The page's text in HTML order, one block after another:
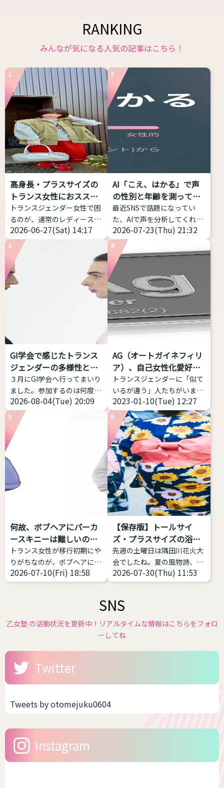
RANKING
みんなが気になる人気の記事はこちら！
1
高身長・プラスサイズの
トランス女性におススメ
す...
トランスジェンダー女性で困
るのが、通常のレディースブ
ランドだと丈が短い、大きな
サイズがなくて困っているこ
とだと思います。 そこで、高
身長・プラスサイズのトラン
スジェンダー女性におススメ
できるファッションブランド
を私のコメントつきで７つほ
女性におススメするファッシ
ョンブランド Nissen - SMILE
LAND（ニッセン スマイルラ
ンド） 日本の通販老舗が展開
する、「大きいサイズ」の専
門ブランドです • ...
2026-06-27(Sat) 14:17
2
AI「こえ、はかる」で声
の性別と年齢を測ってみ
た...
最近SNSで話題になってい
た、AIで声を分析してくれる
サイトを試してみました！ 声
の高さだけじゃなく、「響
き」や「共鳴」なども分析し
てくれるアプリです。 こちら
からどうぞ https://voice-
impression-
checker.vercel.app/ 物語の
朗読音声を録音し、その声の
印象が「男性的」か、「女性
的」か、「どちらともいえな
ケーション。 ピッチだけでは
なく、フォルマント（声の共
鳴: 響き方に影響する）を考
慮する。 ...
2026-07-23(Thu) 21:32
3
GI学会で感じたトランス
ジェンダーの多様性と包
括性
３月にGI学会へ行ってまいり
ました。参加するのは何度目
かなのですが、トランスジェ
ンダー女性当事者から見ても
当事者の幅の広さを感じて、
記事にしようと思い立ちまし
括的な意味をもつ表現 トラン
スジェンダーとは、何らかの
形で性別移行をする者すべて
を包摂する用語であり、その
学会は「性別不合学会」です
から「性別不合」に対象が限
定されるとしても、「性別不
合」の現れ方は多様であり、
それに対する対処（治療）
2026-08-04(Tue) 20:09
4
AG（オートガイネフィリ
ア）、自己女性化愛好症
っ...
トランスジェンダーに「似て
いるが違う」人たちがいま
す。今回はAGと略される
（銀やデニムのメーカーじゃ
ないよ）オートガイネフィリ
アを紹介します。 AG（オー
トガイネフィリア）とは？ オ
ートガイネフィリアとは「自
己女性化愛好症」「自己女性
化偏愛性倒錯症」のことを指
します。英語で
「Autogynephilia」なので
略してAGというわけです。
1989年にカナダの性科学者
レイ・ブランシャールによっ
て定義された比較的新しい言
葉です。 日本では、自分が女
性化することで性的快楽・興
2023-01-10(Tue) 12:27
5
何故、ボブヘアにパーカ
ースキニーは難しいの
か？
トランス女性が移行初期にや
りがちなのが、ボブヘアにパ
ーカー、スキニー(またはタ
イツ)、スニーカーの三種の
しい。中性、ナチュラルな女
性に寄せようとしてミスって
るケースをよく見ます。 解説
したもの、ピッタリしたもの
を選ぶと難しい 女性がメンズ
ライクや中性的な恰好をする
です。だぼだぼっとしている
から可愛いのですね。 スキニ
感がかえって目立つ場合があ
りま...
2026-07-10(Fri) 18:58
6
【保存版】トールサイ
ズ・プラスサイズの浴衣
があ...
先週の土曜日は隅田川花火大
会でしたね。夏の風物詩、花
火大会が始まり各地で浴衣の
販売が始まっています。 浴衣
悩みがある方にこそ着て欲し
いファッションの１つです。
体型を寸胴に作るのが一番綺
長いのを短くして着る前提な
豊富なブランドもあります。
2026-07-30(Thu) 11:53
SNS
乙女塾 の活動状況を更新中！リアルタイムな情報はこちらをフォロ
ーしてね
Twitter
Tweets by otomejuku0604
Instagram